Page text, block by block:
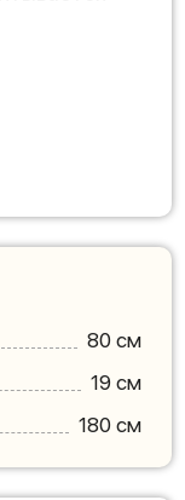
80 см
19 см
180 см